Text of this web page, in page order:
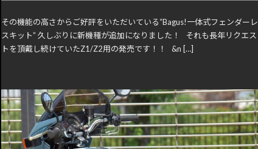
その機能の高さからご好評をいただいている“Bagus!一体式フェンダーレ
スキット” 久しぶりに新機種が追加になりました！ それも長年リクエス
トを頂戴し続けていたZ1/Z2用の発売です！！ &n […]